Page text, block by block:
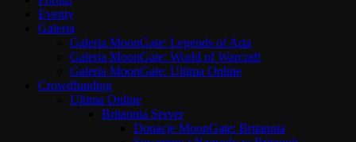
Eventy
Galeria
Galeria MoonGate: Legends of Aria
Galeria MoonGate: World of Warcraft
Galeria MoonGate: Ultima Online
Crowdfunding
Ultima Online
Britannia Server
Donacje MoonGate: Britannia